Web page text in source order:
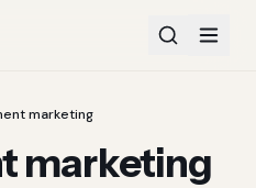
marketing
marketing